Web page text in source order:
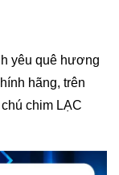
yêu quê hương
hãng, trên
chim LẠC